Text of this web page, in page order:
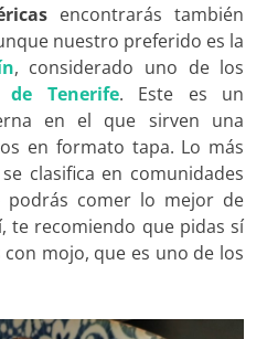
encontrarás también
nuestro preferido es la
, considerado uno de los
de Tenerife. Este es un
en el que sirven una
en formato tapa. Lo más
clasifica en comunidades
comer lo mejor de
te recomiendo que pidas sí
mojo, que es uno de los